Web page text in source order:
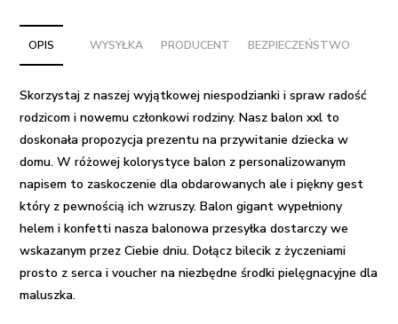
z
helem
i
konfetti
dla
dziewczynki
-
Pierwsze
powitanie
OPIS WYSYŁKA PRODUCENT BEZPIECZEŃSTWO
Skorzystaj z naszej wyjątkowej niespodzianki i spraw radość
rodzicom i nowemu członkowi rodziny. Nasz balon xxl to
doskonała propozycjaprezentu na przywitanie dziecka w
domu. W różowej kolorystyce balon z personalizowanym
napisem to zaskoczenie dla obdarowanych ale i piękny gest
który z pewnością ich wzruszy. Balon gigant wypełniony
helem i konfetti nasza balonowa przesyłka dostarczy we
wskazanym przez Ciebie dniu. Dołącz bilecik z życzeniami
prosto z serca i voucher na niezbędne środki pielęgnacyjne dla
maluszka.